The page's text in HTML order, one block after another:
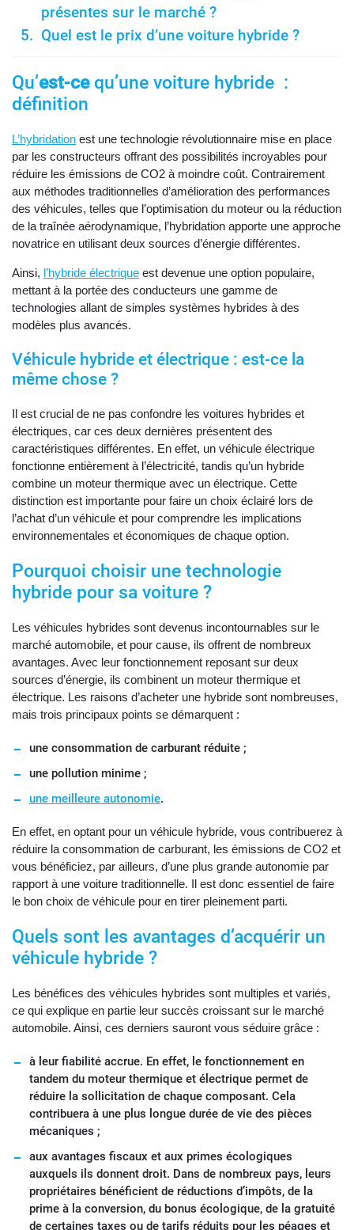
présentes sur le marché ?
Quel est le prix d’une voiture hybride ?
Qu’est-cequ’une voiture hybride :
définition
L’hybridation est une technologie révolutionnaire mise en place
par les constructeurs offrant des possibilités incroyables pour
réduire les émissions de CO2 à moindre coût. Contrairement
aux méthodes traditionnelles d’amélioration des performances
des véhicules, telles que l’optimisation du moteur ou la réduction
de la traînée aérodynamique, l’hybridation apporte une approche
novatrice en utilisant deux sources d’énergie différentes.
Ainsi, l’hybride électrique est devenue une option populaire,
mettant à la portée des conducteurs une gamme de
technologies allant de simples systèmes hybrides à des
modèles plus avancés.
Véhicule hybride et électrique : est-ce la
même chose ?
Il est crucial de ne pas confondre les voitures hybrides et
électriques, car ces deux dernières présentent des
caractéristiques différentes. En effet, un véhicule électrique
fonctionne entièrement à l’électricité, tandis qu’un hybride
combine un moteur thermique avec un électrique. Cette
distinction est importante pour faire un choix éclairé lors de
l’achat d’un véhicule et pour comprendre les implications
environnementales et économiques de chaque option.
Pourquoi choisir une technologie
hybride pour sa voiture ?
Les véhicules hybrides sont devenus incontournables sur le
marché automobile, et pour cause, ils offrent de nombreux
avantages. Avec leur fonctionnement reposant sur deux
sources d’énergie, ils combinent un moteur thermique et
électrique. Les raisons d’acheter une hybride sont nombreuses,
mais trois principaux points se démarquent :
une consommation de carburant réduite ;
une pollution minime ;
une meilleure autonomie.
En effet, en optant pour un véhicule hybride, vous contribuerez à
réduire la consommation de carburant, les émissions de CO2 et
vous bénéficiez, par ailleurs, d’une plus grande autonomie par
rapport à une voiture traditionnelle. Il est donc essentiel de faire
le bon choix de véhicule pour en tirer pleinement parti.
Quels sont les avantages d’acquérir un
véhicule hybride ?
Les bénéfices des véhicules hybrides sont multiples et variés,
ce qui explique en partie leur succès croissant sur le marché
automobile. Ainsi, ces derniers sauront vous séduire grâce :
à leur fiabilité accrue. En effet, le fonctionnement en
tandem du moteur thermique et électrique permet de
réduire la sollicitation de chaque composant. Cela
contribuera à une plus longue durée de vie des pièces
mécaniques ;
aux avantages fiscaux et aux primes écologiques
auxquels ils donnent droit. Dans de nombreux pays, leurs
propriétaires bénéficient de réductions d’impôts, de la
prime à la conversion, du bonus écologique, de la gratuité
de certaines taxes ou de tarifs réduits pour les péages et